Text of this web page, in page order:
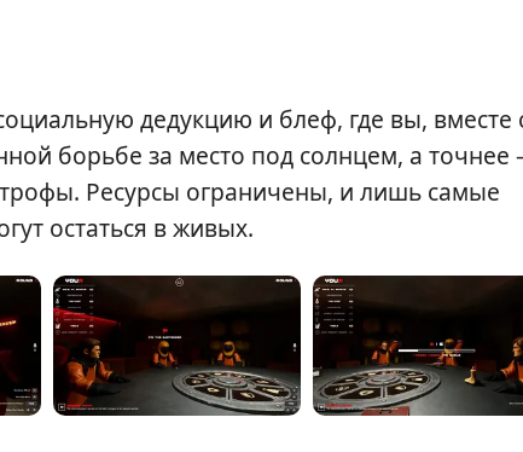
дедукцию и блеф, где вы, вместе
борьбе за место под солнцем, а точнее
Ресурсы ограничены, и лишь самые
остаться в живых.